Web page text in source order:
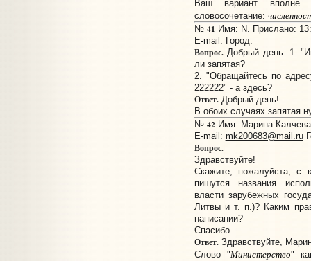
Ваш вариант вполне
словосочетание:
№ 41 Имя: N. Прислано:
E-mail: Город:
Вопрос.Добрый день. 1.
ли запятая?
2. "Обращайтесь по
222222" - а здесь?
Ответ.Добрый день!
В обоих случаях запятая
№ 42Имя: Марина Калчева
E-mail: mk200683@mail.ru
Вопрос.
Здравствуйте!
Скажите, пожалуйста, с
пишутся названия
власти зарубежных
Литвы и т. п.)? Каким
написании?
Спасибо.
Ответ.Здравствуйте,
Слово "Министерство"